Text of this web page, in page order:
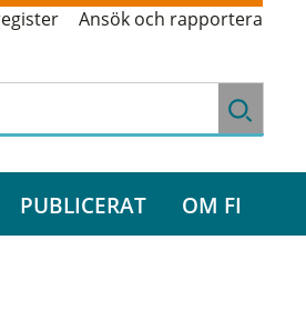
Ansök och rapportera
PUBLICERAT OM FI